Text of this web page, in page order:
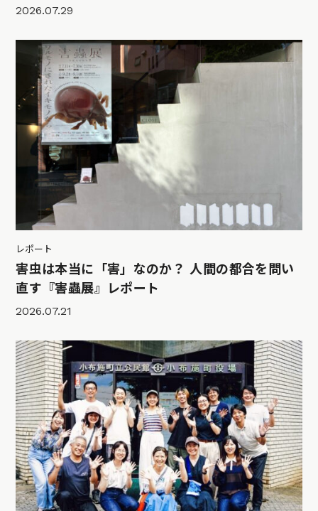
2026.07.29
レポート
害虫は本当に「害」なのか？ 人間の都合を問い
直す『害蟲展』レポート
2026.07.21